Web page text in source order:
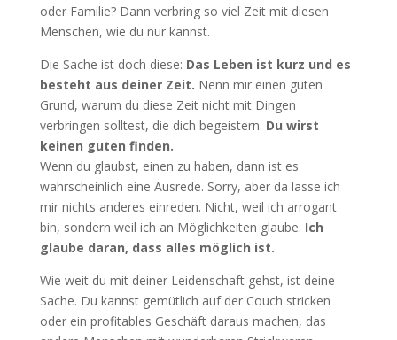
oder Familie? Dann verbring so viel Zeit mit diesen
Menschen, wie du nur kannst.
Die Sache ist doch diese: Das Leben ist kurz und es
besteht aus deiner Zeit. Nenn mir einen guten
Grund, warum du diese Zeit nicht mit Dingen
verbringen solltest, die dich begeistern. Du wirst
keinen guten finden.
Wenn du glaubst, einen zu haben, dann ist es
wahrscheinlich eine Ausrede. Sorry, aber da lasse ich
mir nichts anderes einreden. Nicht, weil ich arrogant
bin, sondern weil ich an Möglichkeiten glaube. Ich
glaube daran, dass alles möglich ist.
Wie weit du mit deiner Leidenschaft gehst, ist deine
Sache. Du kannst gemütlich auf der Couch stricken
oder ein profitables Geschäft daraus machen, das